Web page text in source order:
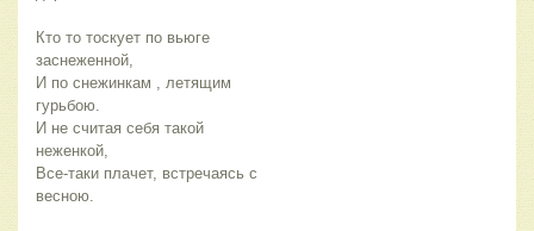
Кто то тоскует по вьюге
заснеженной,
И по снежинкам , летящим
гурьбою.
И не считая себя такой
неженкой,
Все-таки плачет, встречаясь с
весною.